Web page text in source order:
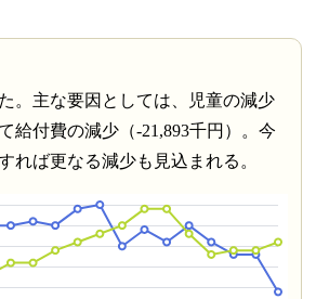
。主な要因としては、児童の減少
給付費の減少（-21,893千円）。今
れば更なる減少も見込まれる。